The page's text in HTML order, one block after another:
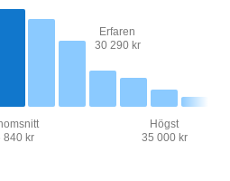
840 kr
Erfaren
30 290 kr
Högst
35 000 kr